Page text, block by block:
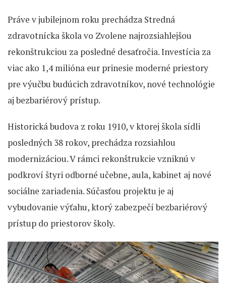
Práve v jubilejnom roku prechádza Stredná
zdravotnícka škola vo Zvolene najrozsiahlejšou
rekonštrukciou za posledné desaťročia. Investícia za
viac ako 1,4 milióna eur prinesie moderné priestory
pre výučbu budúcich zdravotníkov, nové technológie
aj bezbariérový prístup.
Historická budova z roku 1910, v ktorej škola sídli
posledných 38 rokov, prechádza rozsiahlou
modernizáciou. V rámci rekonštrukcie vzniknú v
podkroví štyri odborné učebne, aula, kabinet aj nové
sociálne zariadenia. Súčasťou projektu je aj
vybudovanie výťahu, ktorý zabezpečí bezbariérový
prístup do priestorov školy.